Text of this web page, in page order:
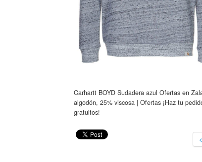
Carhartt BOYD Sudadera azul Ofertas en
algodón, 25% viscosa | Ofertas ¡Haz tu
gratuitos!